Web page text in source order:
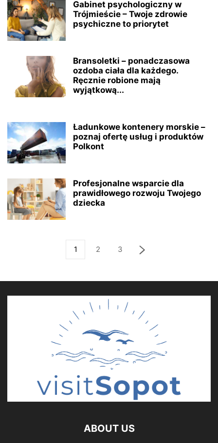
Gabinet psychologiczny w
Trójmieście – Twoje zdrowie
psychiczne to priorytet
Bransoletki – ponadczasowa
ozdoba ciała dla każdego.
Ręcznie robione mają
wyjątkową...
Ładunkowe kontenery morskie –
poznaj ofertę usług i produktów
Polkont
Profesjonalne wsparcie dla
prawidłowego rozwoju Twojego
dziecka
1 2 3
ABOUT US